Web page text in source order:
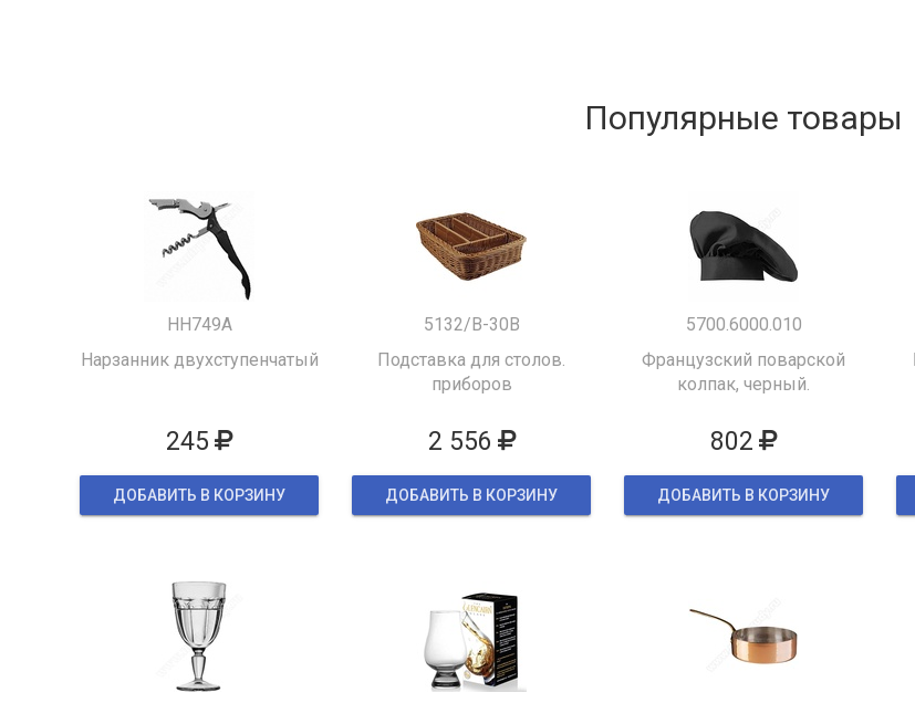
Популярные товары
HH749A
Нарзанник двухступенчатый
245
ДОБАВИТЬ В КОРЗИНУ
5132/B-30B
Подставка для столов.
приборов
2 556
ДОБАВИТЬ В КОРЗИНУ
5700.6000.010
Французский поварской
колпак, черный.
802
ДОБАВИТЬ В КОРЗИНУ